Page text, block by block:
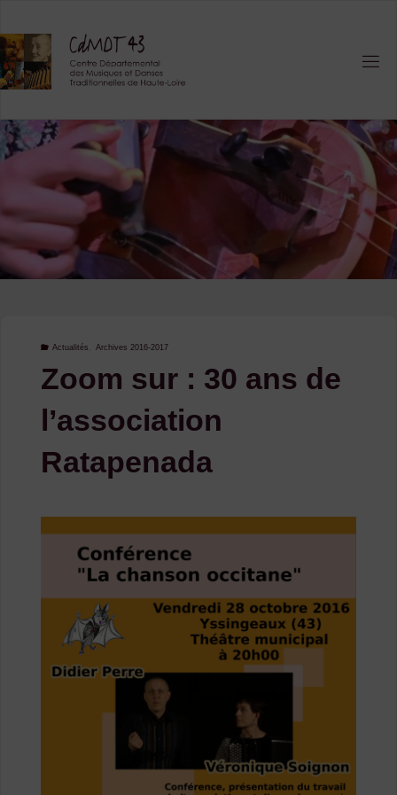
content
Actualités Archives 2016-2017
Zoom sur : 30 ans de
l’association
Ratapenada